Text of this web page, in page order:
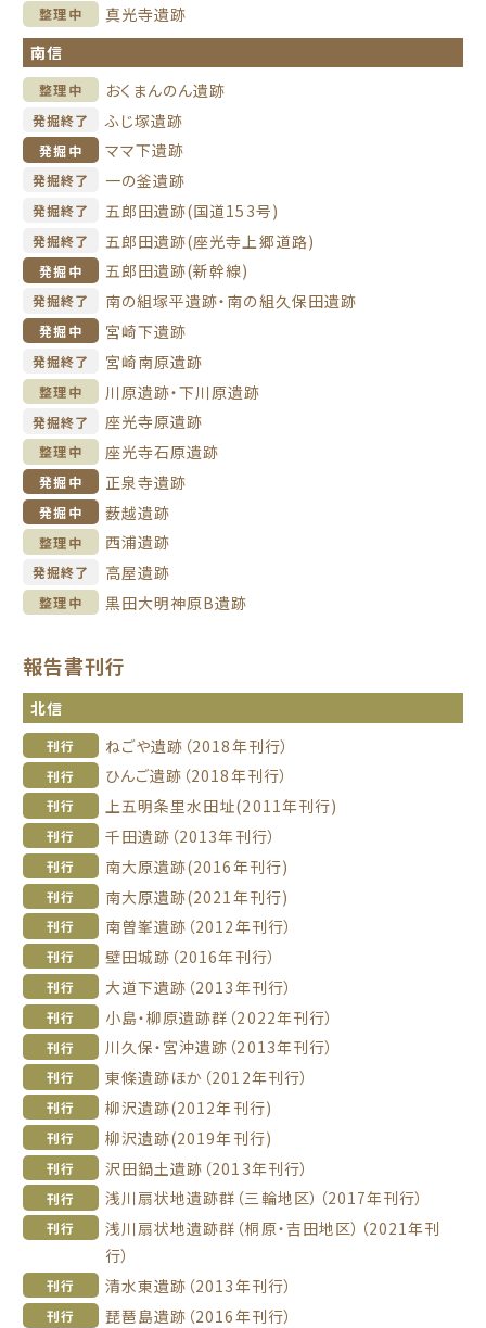
整理中
真光寺遺跡
南信
整理中 おくまんのん遺跡
発掘終了 ふじ塚遺跡
発掘中 ママ下遺跡
発掘終了 一の釜遺跡
発掘終了 五郎田遺跡(国道153号)
発掘終了 五郎田遺跡(座光寺上郷道路)
発掘中 五郎田遺跡(新幹線)
発掘終了 南の組塚平遺跡・南の組久保田遺跡
発掘中 宮崎下遺跡
発掘終了 宮崎南原遺跡
整理中 川原遺跡・下川原遺跡
発掘終了 座光寺原遺跡
整理中 座光寺石原遺跡
発掘中 正泉寺遺跡
発掘中 薮越遺跡
整理中 西浦遺跡
発掘終了 高屋遺跡
整理中 黒田大明神原B遺跡
報告書刊行
北信
刊行 ねごや遺跡（2018年刊行）
刊行 ひんご遺跡（2018年刊行）
刊行 上五明条里水田址(2011年刊行)
刊行 千田遺跡（2013年刊行）
刊行 南大原遺跡(2016年刊行)
刊行 南大原遺跡(2021年刊行)
刊行 南曽峯遺跡（2012年刊行）
刊行 壁田城跡（2016年刊行）
刊行 大道下遺跡（2013年刊行）
刊行 小島・柳原遺跡群（2022年刊行）
刊行 川久保・宮沖遺跡（2013年刊行）
刊行 東條遺跡ほか（2012年刊行）
刊行 柳沢遺跡(2012年刊行)
刊行 柳沢遺跡(2019年刊行)
刊行 沢田鍋土遺跡（2013年刊行）
刊行 浅川扇状地遺跡群（三輪地区）（2017年刊行）
刊行
浅川扇状地遺跡群（桐原・吉田地区）（2021年刊
行）
刊行 清水東遺跡（2013年刊行）
刊行 琵琶島遺跡（2016年刊行）